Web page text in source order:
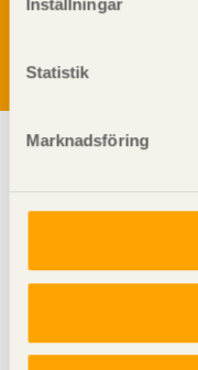
Inställningar
Statistik
Marknadsföring
Svenskt Trä sprider
träbyggande för att
en livskraftig